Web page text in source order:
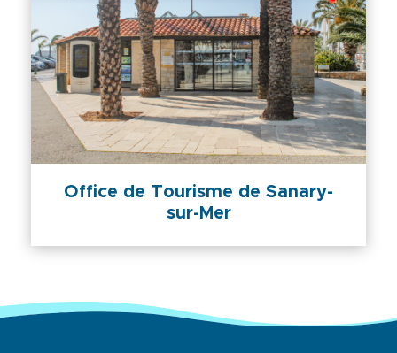
Office de Tourisme de Sanary-
sur-Mer